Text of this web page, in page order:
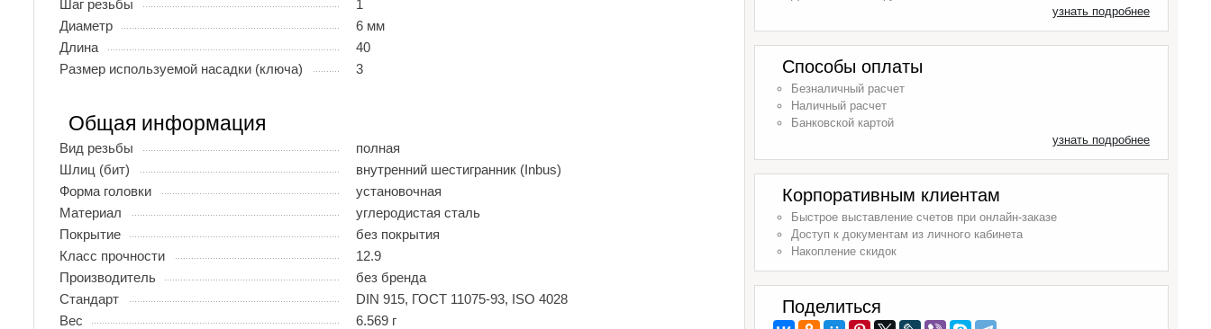
Шаг резьбы
1
Диаметр
6 мм
Длина
40
Размер используемой насадки (ключа)
3
Общая информация
Вид резьбы
полная
Шлиц (бит)
внутренний шестигранник (Inbus)
Форма головки
установочная
Материал
углеродистая сталь
Покрытие
без покрытия
Класс прочности
12.9
Производитель
без бренда
Стандарт
DIN 915, ГОСТ 11075-93, ISO 4028
Вес
6.569 г
узнать подробнее
Способы оплаты
Безналичный расчет
Наличный расчет
Банковской картой
узнать подробнее
Корпоративным клиентам
Быстрое выставление счетов при онлайн-заказе
Доступ к документам из личного кабинета
Накопление скидок
Поделиться